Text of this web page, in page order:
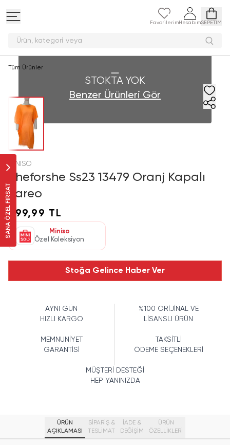
Favorilerim HesabımSEPETİM
Ürün, kategori v
SANA ÖZEL FIRSAT
Tüm Ürünler
STOKTA YOK
Benzer Ürünleri Gör
MINISO
Sheforshe Ss23 13479 Oranj Kapalı
Pareo
299,99 TL
Miniso
Özel Koleksiyon
Stoğa Gelince Haber Ver
AYNI GÜN
HIZLI KARGO
%100 ORİJİNAL VE
LİSANSLI ÜRÜN
MEMNUNİYET
GARANTİSİ
TAKSİTLİ
ÖDEME SEÇENEKLERİ
MÜŞTERİ DESTEĞİ
HEP YANINIZDA
ÜRÜN
AÇIKLAMASI
SİPARİŞ &
TESLİMAT
İADE &
DEĞİŞİM
ÜRÜN
ÖZELLIKLERI